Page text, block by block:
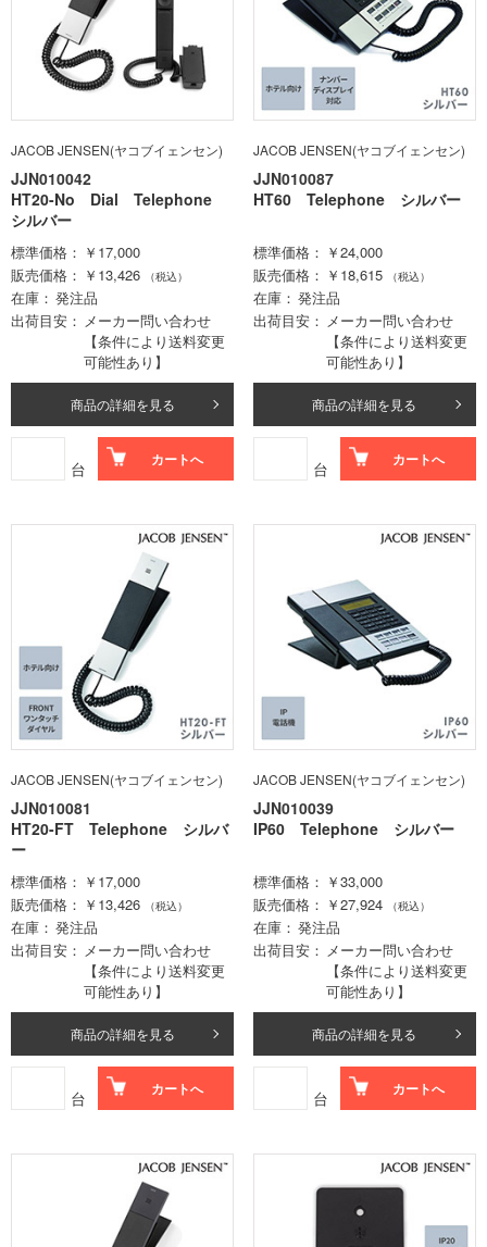
JACOB JENSEN(ヤコブイェンセン)
JJN010042
HT20-No Dial Telephone
シルバー
標準価格
￥17,000
販売価格
￥13,426 （税込）
在庫
発注品
出荷目安
メーカー問い合わせ
【条件により送料変更
可能性あり】
商品の詳細を見る
台 カートへ
JACOB JENSEN(ヤコブイェンセン)
JJN010087
HT60 Telephone シルバー
標準価格
￥24,000
販売価格
￥18,615 （税込）
在庫
発注品
出荷目安
メーカー問い合わせ
【条件により送料変更
可能性あり】
商品の詳細を見る
台 カートへ
JACOB JENSEN(ヤコブイェンセン)
JJN010081
HT20-FT Telephone シルバ
ー
標準価格
￥17,000
販売価格
￥13,426 （税込）
在庫
発注品
出荷目安
メーカー問い合わせ
【条件により送料変更
可能性あり】
商品の詳細を見る
台 カートへ
JACOB JENSEN(ヤコブイェンセン)
JJN010039
IP60 Telephone シルバー
標準価格
￥33,000
販売価格
￥27,924 （税込）
在庫
発注品
出荷目安
メーカー問い合わせ
【条件により送料変更
可能性あり】
商品の詳細を見る
台 カートへ